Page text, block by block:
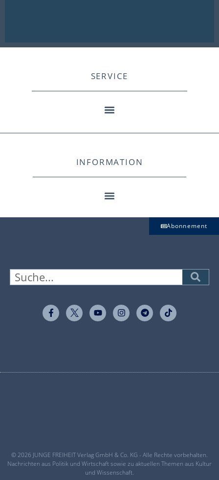
SERVICE
INFORMATION
Abonnement
© 2026 JUNGE FREIHEIT Verlag GmbH & Co. KG - Alle Rechte vorbehalten.
Nachrichten aus Politik und Wirtschaft sowie zu aktuellen Themen aus Kultur
und Wissenschaft.